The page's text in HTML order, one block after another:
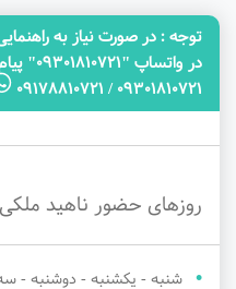
توجه‌ : در صورت نیاز به
در
09301810721 / 09178810721
روزهای حضور ناهید
شنبه - یکشنبه - دوشنبه -